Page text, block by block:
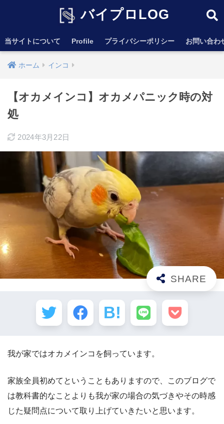
バイプロLOG
当サイトについて Profile プライバシーポリシー お問い合わ
ホーム インコ
【オカメインコ】オカメパニック時の対
処
2024年3月22日
我が家ではオカメインコを飼っています。
家族全員初めてということもありますので、このブログで
は教科書的なことよりも我が家の場合の気づきやその時感
じた疑問点について取り上げていきたいと思います。